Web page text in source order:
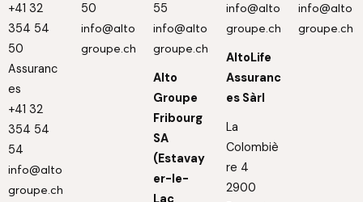
+41 32
354 54
50
Assuranc
es
+41 32
354 54
54
info@alto
groupe.ch
50
info@alto
groupe.ch
55
info@alto
groupe.ch
Alto
Groupe
Fribourg
SA
(Estavay
er-le-
Lac
info@alto
groupe.ch
AltoLife
Assuranc
es Sàrl
La
Colombiè
re 4
2900
info@alto
groupe.ch